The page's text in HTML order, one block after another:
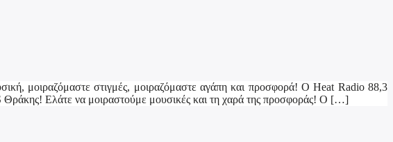
μοιραζόμαστε στιγμές, μοιραζόμαστε αγάπη και προσφορά! Ο Heat Radio 88,3
Θράκης! Ελάτε να μοιραστούμε μουσικές και τη χαρά της προσφοράς! O […]